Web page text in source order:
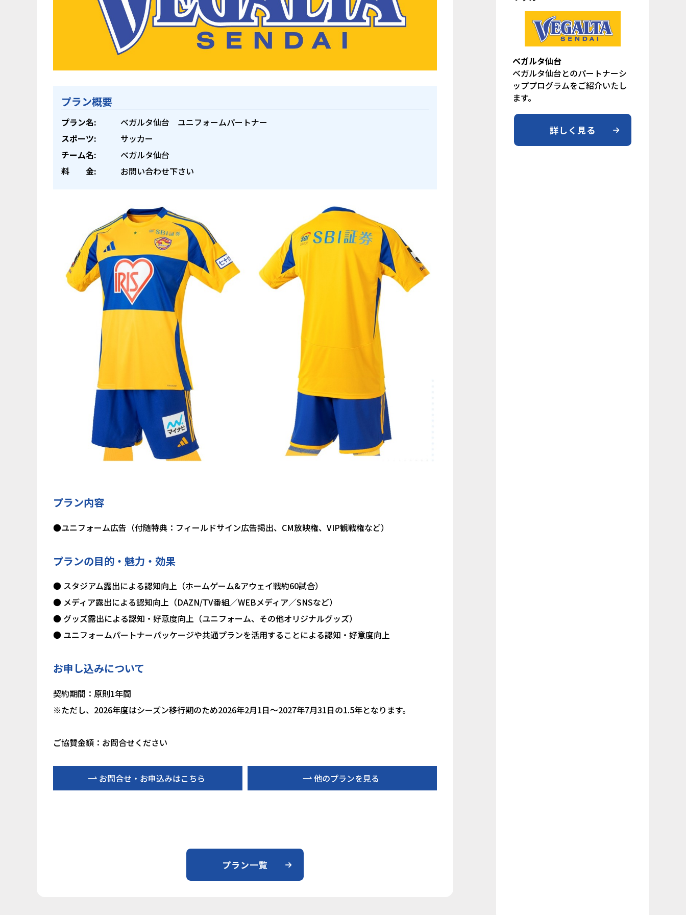
プラン概要
プラン名:
ベガルタ仙台 ユニフォームパートナー
スポーツ:
サッカー
チーム名:
ベガルタ仙台
料 金:
お問い合わせ下さい
プラン内容
●ユニフォーム広告（付随特典：フィールドサイン広告掲出、CM放映権、VIP観戦権など）
プランの目的・魅力・効果
● スタジアム露出による認知向上（ホームゲーム&アウェイ戦約60試合）
● メディア露出による認知向上（DAZN/TV番組／WEBメディア／SNSなど）
● グッズ露出による認知・好意度向上（ユニフォーム、その他オリジナルグッズ）
● ユニフォームパートナーパッケージや共通プランを活用することによる認知・好意度向上
お申し込みについて
契約期間：原則1年間
※ただし、2026年度はシーズン移行期のため2026年2月1日～2027年7月31日の1.5年となります。
ご協賛金額：お問合せください
お問合せ・お申込みはこちら 他のプランを見る
プラン一覧
ベガルタ仙台
ベガルタ仙台とのパートナーシ
ッププログラムをご紹介いたし
ます。
詳しく見る